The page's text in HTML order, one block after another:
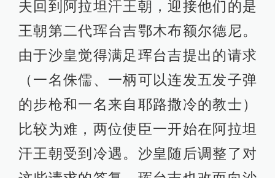
夫回到阿拉坦汗王朝，迎接他们的是
王朝第二代珲台吉鄂木布额尔德尼。
由于沙皇觉得满足珲台吉提出的请求
（一名侏儒、一柄可以连发五发子弹
的步枪和一名来自耶路撒冷的教士）
比较为难，两位使臣一开始在阿拉坦
汗王朝受到冷遇。沙皇随后调整了对